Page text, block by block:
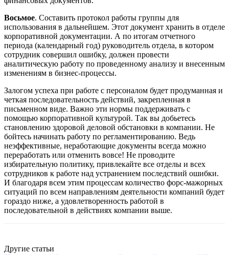
Восьмое. Составить протокол работы группы для
использования в дальнейшем. Этот документ хранить в отделе
корпоративной документации. А по итогам отчетного
периода (календарный год) руководитель отдела, в котором
сотрудник совершил ошибку, должен провести
аналитическую работу по проведенному анализу и внесенным
изменениям в бизнес-процессы.
Залогом успеха при работе с персоналом будет продуманная и
четкая последовательность действий, закрепленная в
письменном виде. Важно эти нормы поддерживать с
помощью корпоративной культурой. Так вы добьетесь
становлению здоровой деловой обстановки в компании. Не
бойтесь начинать работу по регламентированию. Ведь
неэффективные, неработающие документы всегда можно
переработать или отменить вовсе! Не проводите
избирательную политику, привлекайте все отделы и всех
сотрудников к работе над устранением последствий ошибки.
И благодаря всем этим процессам количество форс-мажорных
ситуаций по всем направлениям деятельности компаний будет
гораздо ниже, а удовлетворенность работой в
последовательной в действиях компании выше.
Другие статьи